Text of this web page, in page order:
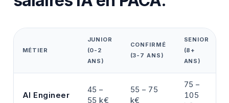
MÉTIER
JUNIOR
(0-2
ANS)
CONFIRMÉ
(3-7 ANS)
SENIOR
(8+
ANS)
AI Engineer
45 –
55 k€
55 – 75
k€
75 –
105